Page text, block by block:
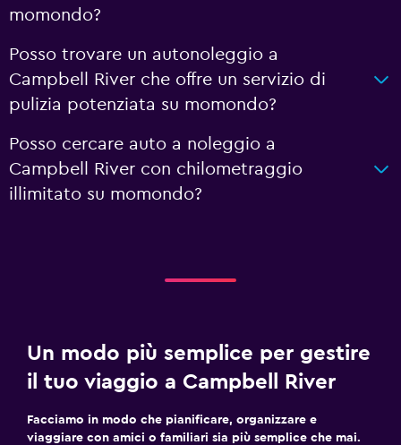
momondo?
Posso trovare un autonoleggio a
Campbell River che offre un servizio di
pulizia potenziata su momondo?
Posso cercare auto a noleggio a
Campbell River con chilometraggio
illimitato su momondo?
Un modo più semplice per gestire
il tuo viaggio a Campbell River
Facciamo in modo che pianificare, organizzare e
viaggiare con amici o familiari sia più semplice che mai.